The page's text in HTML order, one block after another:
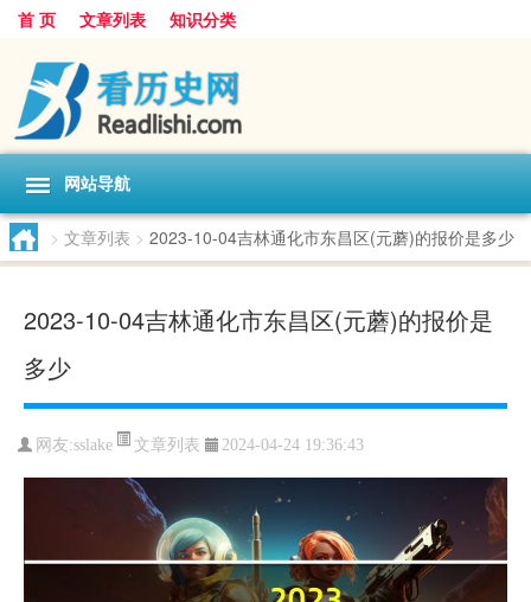
首 页 文章列表 知识分类
网站导航
> 文章列表 > 2023-10-04吉林通化市东昌区(元蘑)的报价是多少
2023-10-04吉林通化市东昌区(元蘑)的报价是
多少
网友:sslake 文章列表 2024-04-24 19:36:43